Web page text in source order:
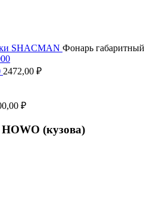
SHACMAN Фонарь
2472,00 ₽
₽
(кузова)